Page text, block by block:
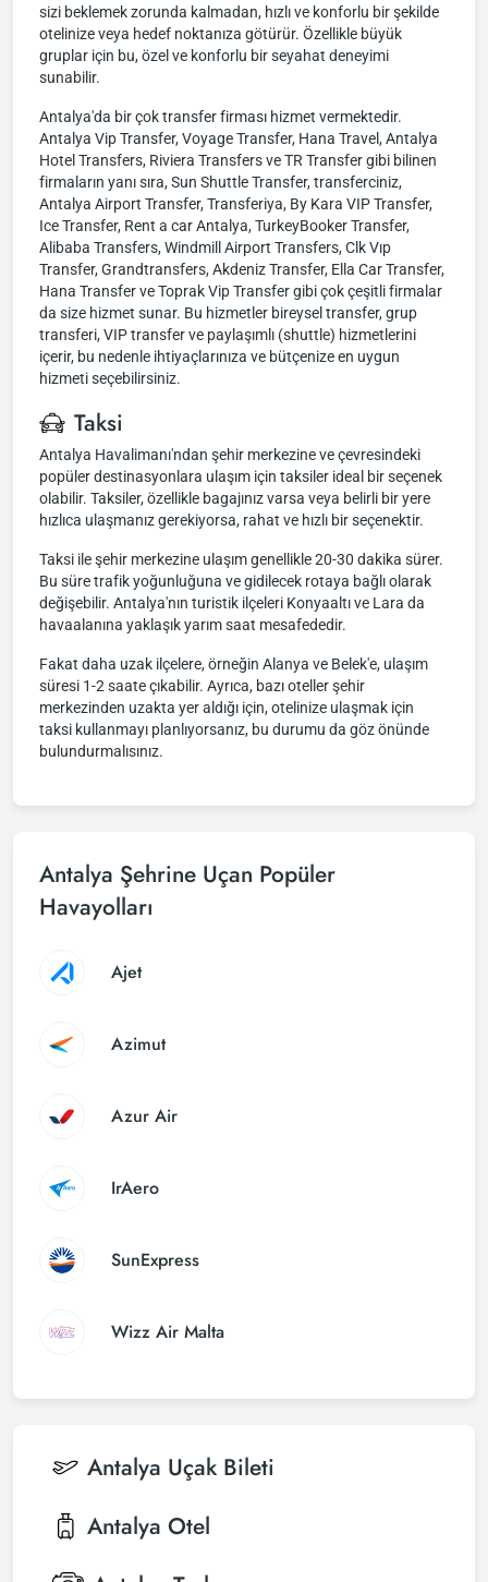
sizi beklemek zorunda kalmadan, hızlı ve konforlu bir şekilde
otelinize veya hedef noktanıza götürür. Özellikle büyük
gruplar için bu, özel ve konforlu bir seyahat deneyimi
sunabilir.
Antalya'da bir çok transfer firması hizmet vermektedir.
Antalya Vip Transfer, Voyage Transfer, Hana Travel, Antalya
Hotel Transfers, Riviera Transfers ve TR Transfer gibi bilinen
firmaların yanı sıra, Sun Shuttle Transfer, transferciniz,
Antalya Airport Transfer, Transferiya, By Kara VIP Transfer,
Ice Transfer, Rent a car Antalya, TurkeyBooker Transfer,
Alibaba Transfers, Windmill Airport Transfers, Clk Vıp
Transfer, Grandtransfers, Akdeniz Transfer, Ella Car Transfer,
Hana Transfer ve Toprak Vip Transfer gibi çok çeşitli firmalar
da size hizmet sunar. Bu hizmetler bireysel transfer, grup
transferi, VIP transfer ve paylaşımlı (shuttle) hizmetlerini
içerir, bu nedenle ihtiyaçlarınıza ve bütçenize en uygun
hizmeti seçebilirsiniz.
Taksi
Antalya Havalimanı'ndan şehir merkezine ve çevresindeki
popüler destinasyonlara ulaşım için taksiler ideal bir seçenek
olabilir. Taksiler, özellikle bagajınız varsa veya belirli bir yere
hızlıca ulaşmanız gerekiyorsa, rahat ve hızlı bir seçenektir.
Taksi ile şehir merkezine ulaşım genellikle 20-30 dakika sürer.
Bu süre trafik yoğunluğuna ve gidilecek rotaya bağlı olarak
değişebilir. Antalya'nın turistik ilçeleri Konyaaltı ve Lara da
havaalanına yaklaşık yarım saat mesafededir.
Fakat daha uzak ilçelere, örneğin Alanya ve Belek'e, ulaşım
süresi 1-2 saate çıkabilir. Ayrıca, bazı oteller şehir
merkezinden uzakta yer aldığı için, otelinize ulaşmak için
taksi kullanmayı planlıyorsanız, bu durumu da göz önünde
bulundurmalısınız.
Antalya Şehrine Uçan Popüler
Havayolları
Ajet
Azimut
Azur Air
IrAero
SunExpress
Wizz Air Malta
Antalya Uçak Bileti
Antalya Otel